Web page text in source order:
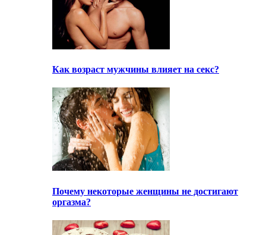
Как возраст мужчины влияет на секс?
Почему некоторые женщины не достигают
оргазма?